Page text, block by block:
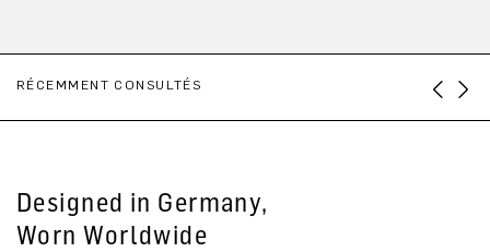
RÉCEMMENT CONSULTÉS
Designed in Germany,
Worn Worldwide